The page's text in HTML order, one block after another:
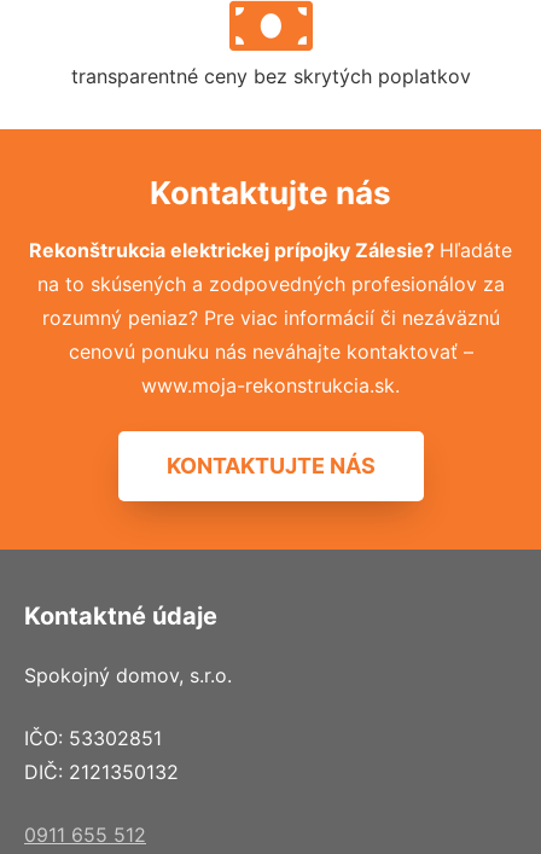
transparentné ceny bez skrytých poplatkov
Kontaktujte nás
Rekonštrukcia elektrickej prípojky Zálesie? Hľadáte
na to skúsených a zodpovedných profesionálov za
rozumný peniaz? Pre viac informácií či nezáväznú
cenovú ponuku nás neváhajte kontaktovať –
www.moja-rekonstrukcia.sk.
KONTAKTUJTE NÁS
Kontaktné údaje
Spokojný domov, s.r.o.
IČO: 53302851
DIČ: 2121350132
0911 655 512